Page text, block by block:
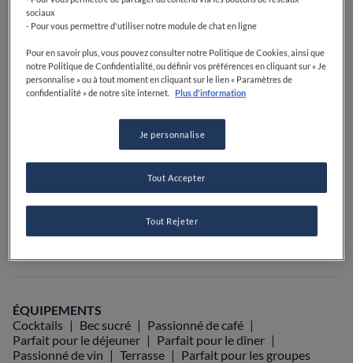
VOIR HORAIRES D'OUVERTURE
VOIR SUR LA CARTE +33 4 90 68 21 99
VISIT WEBSITE
Guide Michelin
ÉQUIPEMENTS
Cocktails
Bec sucré
Passionné de café
Parfait pour le déjeuner
Parfait pour le dîner
Passionné de vin
Terrasse Parfait pour les groupes
sociaux
- Pour vous permettre d'utiliser notre module de chat en ligne
Pour en savoir plus, vous pouvez consulter notre Politique de Cookies, ainsi que
notre Politique de Confidentialité, ou définir vos préférences en cliquant sur « Je
personnalise » ou à tout moment en cliquant sur le lien « Paramètres de
confidentialité » de notre site internet.
Plus d'information
Je personnalise
Tout Rejeter
Tout Accepter